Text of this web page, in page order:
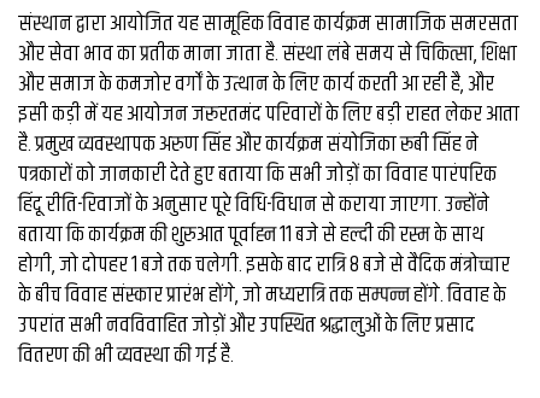
संस्थान द्वारा आयोजित यह सामूहिक विवाह कार्यक्रम सामाजिक समरसता
और सेवा भाव का प्रतीक माना जाता है. संस्था लंबे समय से चिकित्सा, शिक्षा
और समाज के कमजोर वर्गों के उत्थान के लिए कार्य करती आ रही है, और
इसी कड़ी में यह आयोजन जरूरतमंद परिवारों के लिए बड़ी राहत लेकर आता
है. प्रमुख व्यवस्थापक अरुण सिंह और कार्यक्रम संयोजिका रूबी सिंह ने
पत्रकारों को जानकारी देते हुए बताया कि सभी जोड़ों का विवाह पारंपरिक
हिंदू रीति-रिवाजों के अनुसार पूरे विधि-विधान से कराया जाएगा. उन्होंने
बताया कि कार्यक्रम की शुरुआत पूर्वाह्न 11 बजे से हल्दी की रस्म के साथ
होगी, जो दोपहर 1 बजे तक चलेगी. इसके बाद रात्रि 8 बजे से वैदिक मंत्रोच्चार
के बीच विवाह संस्कार प्रारंभ होंगे, जो मध्यरात्रि तक सम्पन्न होंगे. विवाह के
उपरांत सभी नवविवाहित जोड़ों और उपस्थित श्रद्धालुओं के लिए प्रसाद
वितरण की भी व्यवस्था की गई है.